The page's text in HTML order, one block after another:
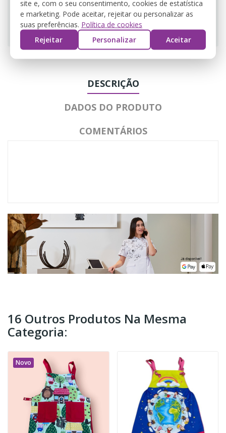
Guarantee safe & secure checkout
DESCRIÇÃO
DADOS DO PRODUTO
COMENTÁRIOS
16 Outros Produtos Na Mesma
Categoria:
Novo
site e, com o seu consentimento, cookies de estatística
e marketing. Pode aceitar, rejeitar ou personalizar as
suas preferências. Política de cookies
Rejeitar
Personalizar Aceitar